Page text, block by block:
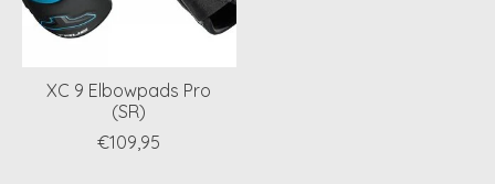
XC 9 Elbowpads Pro
(SR)
€109,95